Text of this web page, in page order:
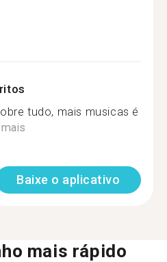
tudo, mais musicas é
Baixe o aplicativo
mais rápido